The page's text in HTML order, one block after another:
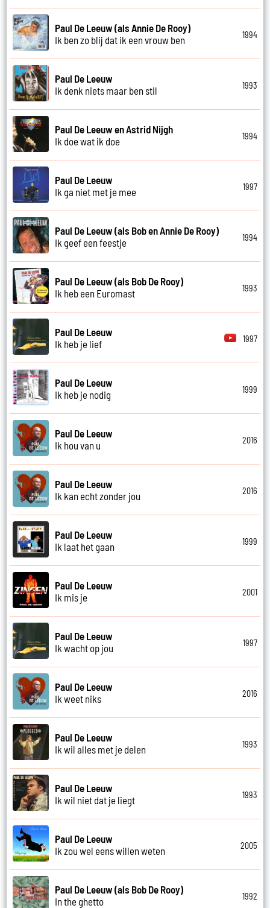
Paul De Leeuw (als Annie De Rooy)
Ik ben zo blij dat ik een vrouw ben
1994
Paul De Leeuw
Ik denk niets maar ben stil
1993
Paul De Leeuw en Astrid Nijgh
Ik doe wat ik doe
1994
Paul De Leeuw
Ik ga niet met je mee
1997
Paul De Leeuw (als Bob en Annie De Rooy)
Ik geef een feestje
1994
Paul De Leeuw (als Bob De Rooy)
Ik heb een Euromast
1993
Paul De Leeuw
Ik heb je lief
1997
Paul De Leeuw
Ik heb je nodig
1999
Paul De Leeuw
Ik hou van u
2016
Paul De Leeuw
Ik kan echt zonder jou
2016
Paul De Leeuw
Ik laat het gaan
1999
Paul De Leeuw
Ik mis je
2001
Paul De Leeuw
Ik wacht op jou
1997
Paul De Leeuw
Ik weet niks
2016
Paul De Leeuw
Ik wil alles met je delen
1993
Paul De Leeuw
Ik wil niet dat je liegt
1993
Paul De Leeuw
Ik zou wel eens willen weten
2005
Paul De Leeuw (als Bob De Rooy)
In the ghetto
1992